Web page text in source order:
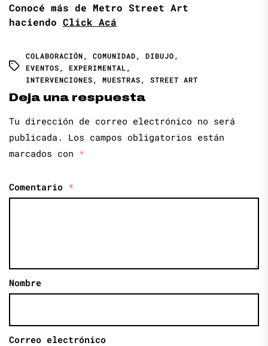
Conocé más de Metro Street Art
haciendo Click Acá
COLABORACIÓN, COMUNIDAD, DIBUJO,
EVENTOS, EXPERIMENTAL,
INTERVENCIONES, MUESTRAS, STREET ART
Deja una respuesta
Tu dirección de correo electrónico no será
publicada.
Los campos obligatorios están
marcados con *
Comentario *
Nombre
Correo electrónico